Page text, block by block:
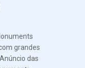
grandes
Anúncio das